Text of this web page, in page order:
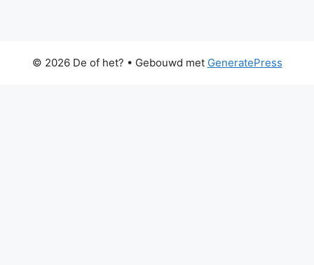
© 2026 De of het? • Gebouwd met GeneratePress